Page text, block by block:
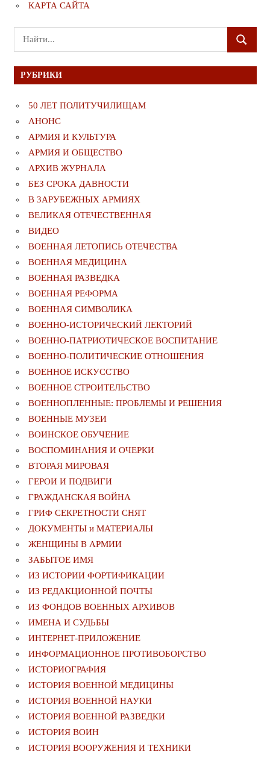
КАРТА САЙТА
Поиск
для:
ПОИСК
РУБРИКИ
50 ЛЕТ ПОЛИТУЧИЛИЩАМ
АНОНС
АРМИЯ И КУЛЬТУРА
АРМИЯ И ОБЩЕСТВО
АРХИВ ЖУРНАЛА
БЕЗ СРОКА ДАВНОСТИ
В ЗАРУБЕЖНЫХ АРМИЯХ
ВЕЛИКАЯ ОТЕЧЕСТВЕННАЯ
ВИДЕО
ВОЕННАЯ ЛЕТОПИСЬ ОТЕЧЕСТВА
ВОЕННАЯ МЕДИЦИНА
ВОЕННАЯ РАЗВЕДКА
ВОЕННАЯ РЕФОРМА
ВОЕННАЯ СИМВОЛИКА
ВОЕННО-ИСТОРИЧЕСКИЙ ЛЕКТОРИЙ
ВОЕННО-ПАТРИОТИЧЕСКОЕ ВОСПИТАНИЕ
ВОЕННО-ПОЛИТИЧЕСКИE ОТНОШЕНИЯ
ВОЕННОЕ ИСКУССТВО
ВОЕННОЕ СТРОИТЕЛЬСТВО
ВОЕННОПЛЕННЫЕ: ПРОБЛЕМЫ И РЕШЕНИЯ
ВОЕННЫЕ МУЗЕИ
ВОИНСКОЕ ОБУЧЕНИЕ
ВОСПОМИНАНИЯ И ОЧЕРКИ
ВТОРАЯ МИРОВАЯ
ГЕРОИ И ПОДВИГИ
ГРАЖДАНСКАЯ ВОЙНА
ГРИФ СЕКРЕТНОСТИ СНЯТ
ДОКУМЕНТЫ и МАТЕРИАЛЫ
ЖЕНЩИНЫ В АРМИИ
ЗАБЫТОЕ ИМЯ
ИЗ ИСТОРИИ ФОРТИФИКАЦИИ
ИЗ РЕДАКЦИОННОЙ ПОЧТЫ
ИЗ ФОНДОВ ВОЕННЫХ АРХИВОВ
ИМЕНА И СУДЬБЫ
ИНТЕРНЕТ-ПРИЛОЖЕНИЕ
ИНФОРМАЦИОННОЕ ПРОТИВОБОРСТВО
ИСТОРИОГРАФИЯ
ИСТОРИЯ ВОЕННОЙ МЕДИЦИНЫ
ИСТОРИЯ ВОЕННОЙ НАУКИ
ИСТОРИЯ ВОЕННОЙ РАЗВЕДКИ
ИСТОРИЯ ВОИН
ИСТОРИЯ ВООРУЖЕНИЯ И ТЕХНИКИ